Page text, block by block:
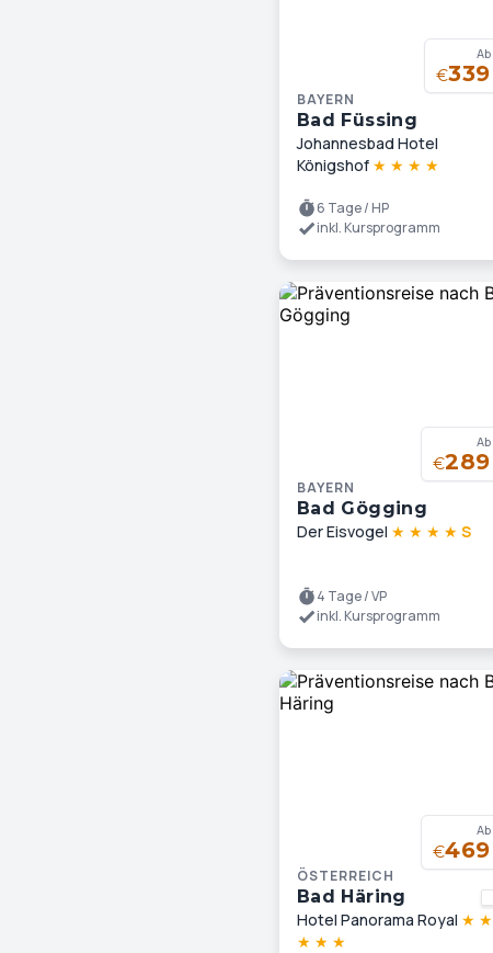
Ab
€339
BAYERN
Bad Füssing
Johannesbad Hotel
Königshof ★ ★ ★ ★
6 Tage / HP
inkl. Kursprogramm
Ab
€289
BAYERN
Bad Gögging
Der Eisvogel ★ ★ ★ ★ S
4 Tage / VP
inkl. Kursprogramm
Ab
€469
ÖSTERREICH
Bad Häring
Hotel Panorama Royal ★ ★
★ ★ ★